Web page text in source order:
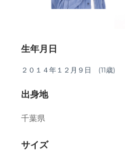
生年月日
２０１４年１２月９日 (11歳)
出身地
千葉県
サイズ